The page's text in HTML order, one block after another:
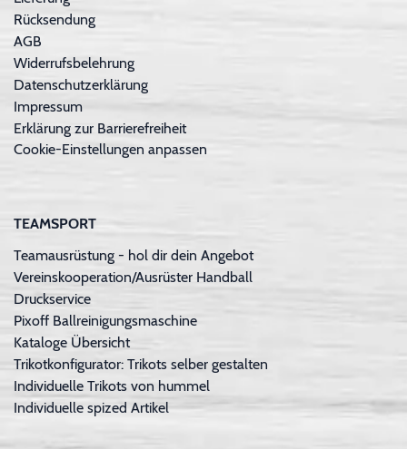
Rücksendung
AGB
Widerrufsbelehrung
Datenschutzerklärung
Impressum
Erklärung zur Barrierefreiheit
Cookie-Einstellungen anpassen
TEAMSPORT
Teamausrüstung - hol dir dein Angebot
Vereinskooperation/Ausrüster Handball
Druckservice
Pixoff Ballreinigungsmaschine
Kataloge Übersicht
Trikotkonfigurator: Trikots selber gestalten
Individuelle Trikots von hummel
Individuelle spized Artikel